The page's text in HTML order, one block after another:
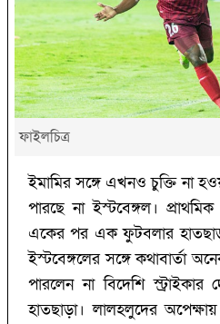
ফাইলচিত্র
ইমামির সঙ্গে এখনও চুক্তি না
পারছে না ইস্টবেঙ্গল।
একের পর এক ফুটবলার
ইস্টবেঙ্গলের সঙ্গে কথাবার্তা
পারলেন না বিদেশি স্ট্রাইকার
হাতছাড়া। লালহলুদের